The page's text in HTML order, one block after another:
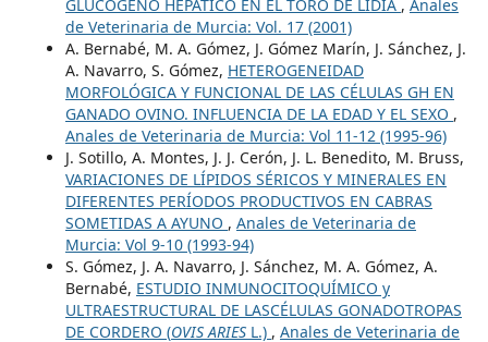
GLUCÓGENO HEPÁTICO EN EL TORO DE LIDIA , Anales
de Veterinaria de Murcia: Vol. 17 (2001)
A. Bernabé, M. A. Gómez, J. Gómez Marín, J. Sánchez, J.
A. Navarro, S. Gómez, HETEROGENEIDAD
MORFOLÓGICA Y FUNCIONAL DE LAS CÉLULAS GH EN
GANADO OVINO. INFLUENCIA DE LA EDAD Y EL SEXO ,
Anales de Veterinaria de Murcia: Vol 11-12 (1995-96)
J. Sotillo, A. Montes, J. J. Cerón, J. L. Benedito, M. Bruss,
VARIACIONES DE LÍPIDOS SÉRICOS Y MINERALES EN
DIFERENTES PERÍODOS PRODUCTIVOS EN CABRAS
SOMETIDAS A AYUNO , Anales de Veterinaria de
Murcia: Vol 9-10 (1993-94)
S. Gómez, J. A. Navarro, J. Sánchez, M. A. Gómez, A.
Bernabé, ESTUDIO INMUNOCITOQUÍMICO y
ULTRAESTRUCTURAL DE LASCÉLULAS GONADOTROPAS
DE CORDERO (OVIS ARIES L.) , Anales de Veterinaria de